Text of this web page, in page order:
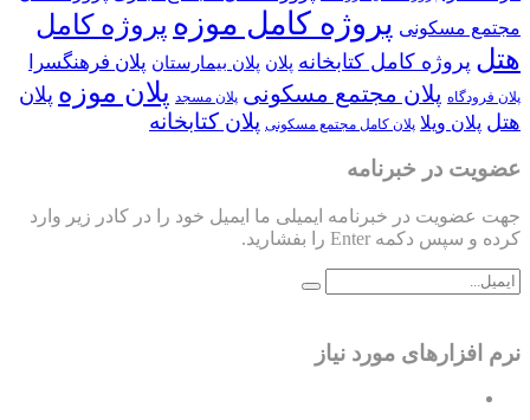
مجتمع مسکونی پروژه کامل موزه پروژه کامل
هتل پروژه کامل کتابخانه پلان پلان بیمارستان پلان فرهنگسرا
پلان فرودگاه پلان مجتمع مسکونی پلان مسجد پلان موزه پلان
هتل پلان ویلا پلان کامل مجتمع مسکونی پلان کتابخانه
عضویت در خبرنامه
جهت عضویت در خبرنامه ایمیلی ما ایمیل خود را در کادر زیر وارد
کرده و سپس دکمه Enter را بفشارید.
نرم افزارهای مورد نیاز